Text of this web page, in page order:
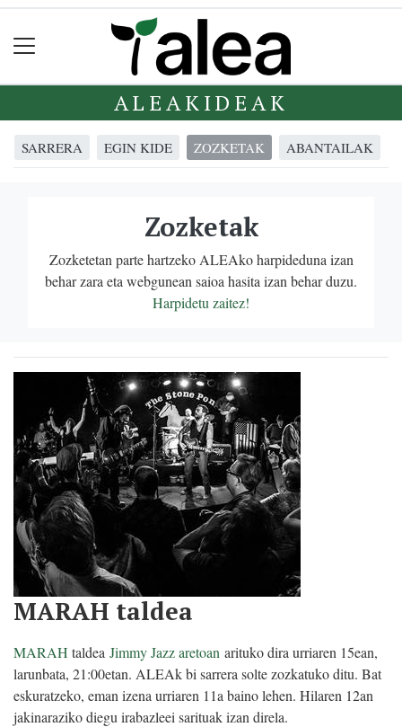
ALEAKIDEAK
SARRERA EGIN KIDE ZOZKETAK ABANTAILAK
Zozketak
Zozketetan parte hartzeko ALEAko harpideduna izan
behar zara eta webgunean saioa hasita izan behar duzu.
Harpidetu zaitez!
MARAH taldea
MARAH taldea Jimmy Jazz aretoan arituko dira urriaren 15ean,
larunbata, 21:00etan. ALEAk bi sarrera solte zozkatuko ditu. Bat
eskuratzeko, eman izena urriaren 11a baino lehen. Hilaren 12an
jakinaraziko diegu irabazleei sarituak izan direla.